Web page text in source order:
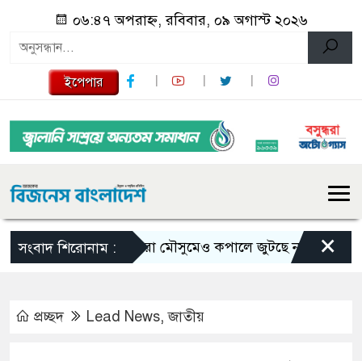
০৬:৪৭ অপরাহ্ন, রবিবার, ০৯ অগাস্ট ২০২৬
ইপেপার
সংবাদ শিরোনাম :ভরা মৌসুমেও কপালে জুটছে না ইলিশ, দাম
×
প্রচ্ছদ Lead News,জাতীয়